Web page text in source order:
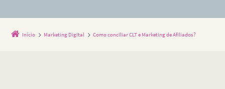
Início Marketing Digital Como conciliar CLT e Marketing de Afiliados?